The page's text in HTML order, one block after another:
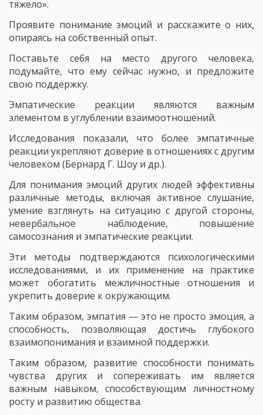
тяжело».
Проявите понимание эмоций и расскажите о них,
опираясь на собственный опыт.
Поставьте себя на место другого человека,
подумайте, что ему сейчас нужно, и предложите
свою поддержку.
Эмпатические реакции являются важным
элементом в углублении взаимоотношений.
Исследования показали, что более эмпатичные
реакции укрепляют доверие в отношениях с другим
человеком (Бернард Г. Шоу и др.).
Для понимания эмоций других людей эффективны
различные методы, включая активное слушание,
умение взглянуть на ситуацию с другой стороны,
невербальное наблюдение, повышение
самосознания и эмпатические реакции.
Эти методы подтверждаются психологическими
исследованиями, и их применение на практике
может обогатить межличностные отношения и
укрепить доверие к окружающим.
Таким образом, эмпатия — это не просто эмоция, а
способность, позволяющая достичь глубокого
взаимопонимания и взаимной поддержки.
Таким образом, развитие способности понимать
чувства других и сопереживать им является
важным навыком, способствующим личностному
росту и развитию общества.